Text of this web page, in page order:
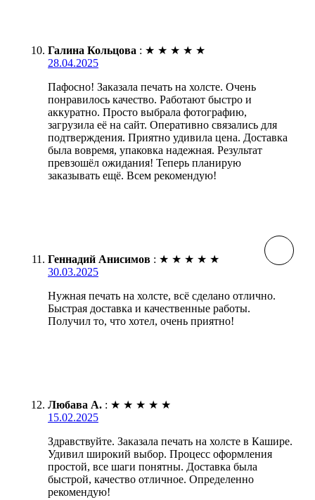
Галина Кольцова : ★ ★ ★ ★ ★
28.04.2025
Пафосно! Заказала печать на холсте. Очень
понравилось качество. Работают быстро и
аккуратно. Просто выбрала фотографию,
загрузила её на сайт. Оперативно связались для
подтверждения. Приятно удивила цена. Доставка
была вовремя, упаковка надежная. Результат
превзошёл ожидания! Теперь планирую
заказывать ещё. Всем рекомендую!
Геннадий Анисимов : ★ ★ ★ ★ ★
30.03.2025
Нужная печать на холсте, всё сделано отлично.
Быстрая доставка и качественные работы.
Получил то, что хотел, очень приятно!
Любава А. : ★ ★ ★ ★ ★
15.02.2025
Здравствуйте. Заказала печать на холсте в Кашире.
Удивил широкий выбор. Процесс оформления
простой, все шаги понятны. Доставка была
быстрой, качество отличное. Определенно
рекомендую!